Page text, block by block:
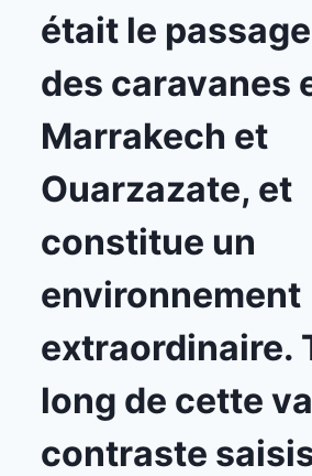
était le
des caravanes
Marrakech et
Ouarzazate, et
constitue un
environnement
extraordinaire.
long de cette
contraste